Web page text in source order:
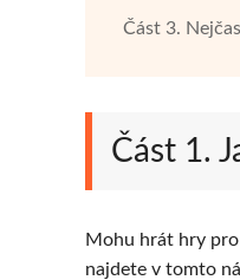
Část 3.
Část 1.
Mohu hrát hry
najdete v tomto